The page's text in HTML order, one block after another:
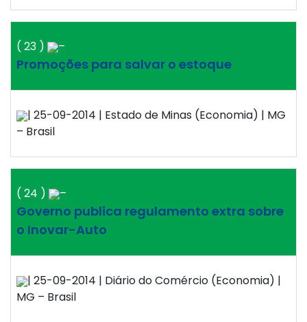
( 23 ) –
Promoções para salvar o estoque
| 25-09-2014 | Estado de Minas (Economia) | MG
– Brasil
( 24 ) –
Governo publica regulamento extra sobre
o Inovar-Auto
| 25-09-2014 | Diário do Comércio (Economia) |
MG – Brasil